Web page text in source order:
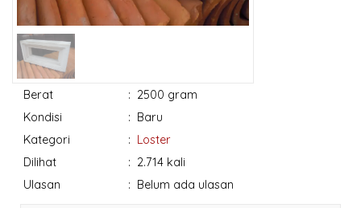
Berat : 2500 gram
Kondisi
: Baru
Kategori
: Loster
Dilihat
: 2.714 kali
Ulasan
: Belum ada ulasan